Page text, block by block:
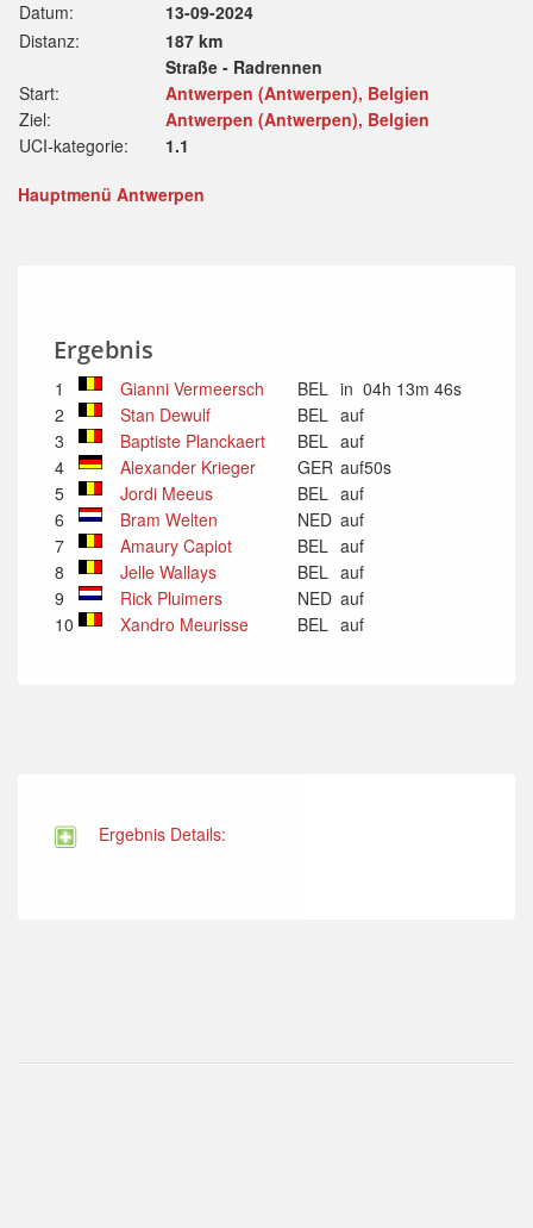
Datum:
13-09-2024
Distanz:
187 km
Straße - Radrennen
Start:
Antwerpen (Antwerpen), Belgien
Ziel:
Antwerpen (Antwerpen), Belgien
UCI-kategorie:
1.1
Hauptmenü Antwerpen
Ergebnis
1 Gianni Vermeersch BEL in 04h 13m 46s
2
Stan Dewulf BEL auf
3
Baptiste Planckaert BEL auf
4
Alexander Krieger GER auf50s
5
Jordi Meeus BEL auf
6
Bram Welten NED auf
7
Amaury Capiot BEL auf
8
Jelle Wallays BEL auf
9
Rick Pluimers NED auf
10
Xandro Meurisse BEL auf
Ergebnis Details: